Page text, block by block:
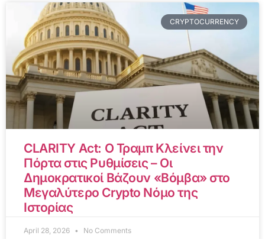
CRYPTOCURRENCY
CLARITY Act: Ο Τραμπ Κλείνει την
Πόρτα στις Ρυθμίσεις – Οι
Δημοκρατικοί Βάζουν «Βόμβα» στο
Μεγαλύτερο Crypto Νόμο της
Ιστορίας
April 28, 2026 No Comments